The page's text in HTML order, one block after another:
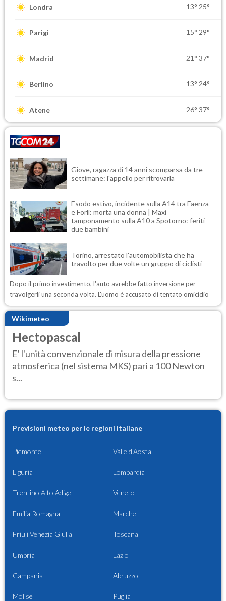
Londra 13° 25°
Parigi 15° 29°
Madrid 21° 37°
Berlino 13° 24°
Atene 26° 37°
Giove, ragazza di 14 anni scomparsa da tre
settimane: l'appello per ritrovarla
Esodo estivo, incidente sulla A14 tra Faenza
e Forlì: morta una donna | Maxi
tamponamento sulla A10 a Spotorno: feriti
due bambini
Torino, arrestato l'automobilista che ha
travolto per due volte un gruppo di ciclisti
Dopo il primo investimento, l'auto avrebbe fatto inversione per
travolgerli una seconda volta. L'uomo è accusato di tentato omicidio
Wikimeteo
Hectopascal
E' l'unità convenzionale di misura della pressione
atmosferica (nel sistema MKS) pari a 100 Newton
s...
Previsioni meteo per le regioni italiane
Piemonte Valle d'Aosta
Liguria Lombardia
Trentino Alto Adige Veneto
Emilia Romagna Marche
Friuli Venezia Giulia Toscana
Umbria Lazio
Campania Abruzzo
Molise Puglia